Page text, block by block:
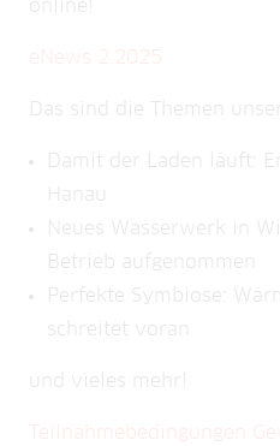
online!
eNews 2.2025
Das sind die Themen
Damit der Laden läuft:
Hanau
Neues Wasserwerk in
Betrieb aufgenommen
Perfekte Symbiose:
schreitet voran
und vieles mehr!
Teilnahmebedingungen